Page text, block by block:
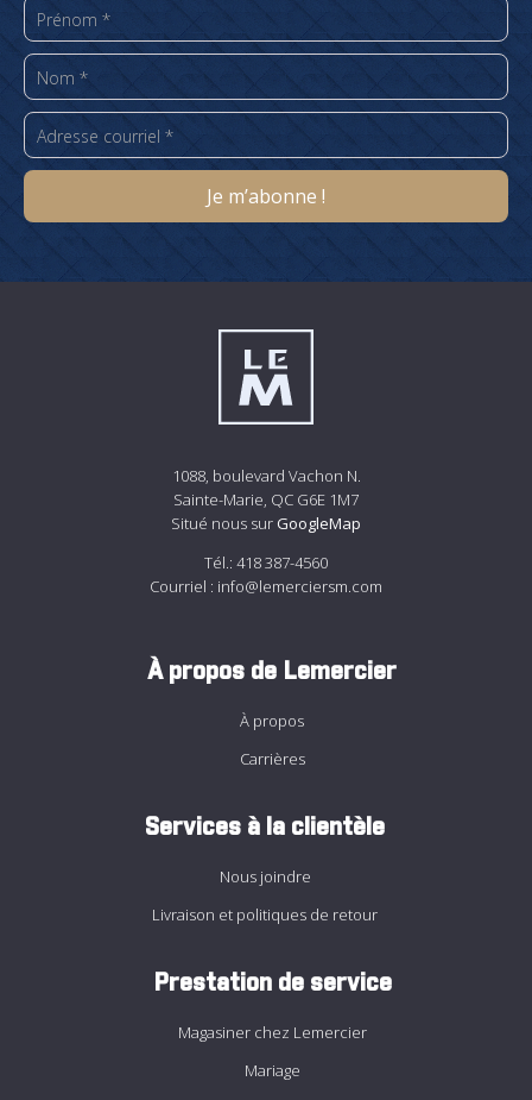
1088, boulevard Vachon N.
Sainte-Marie, QC G6E 1M7
Situé nous sur GoogleMap
Tél.: 418 387-4560
Courriel : info@lemerciersm.com
À propos de Lemercier
À propos
Carrières
Services à la clientèle
Nous joindre
Livraison et politiques de retour
Prestation de service
Magasiner chez Lemercier
Mariage